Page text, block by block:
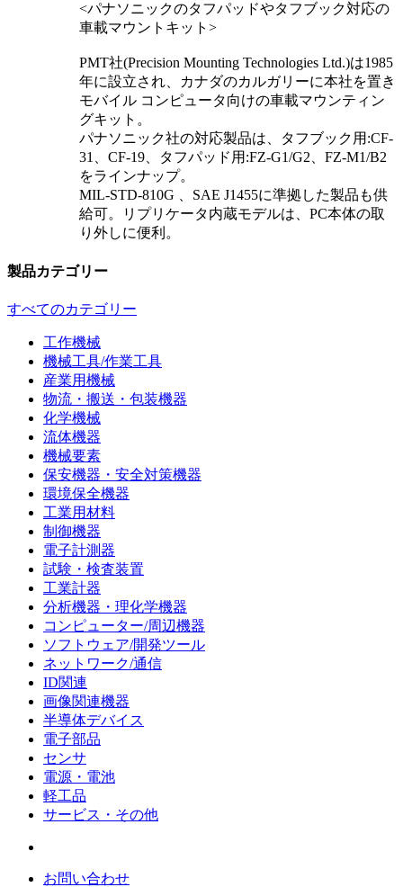
<パナソニックのタフパッドやタフブック対応の
車載マウントキット>
PMT社(Precision Mounting Technologies Ltd.)は1985
年に設立され、カナダのカルガリーに本社を置き
モバイル コンピュータ向けの車載マウンティン
グキット。
パナソニック社の対応製品は、タフブック用:CF-
31、CF-19、タフパッド用:FZ-G1/G2、FZ-M1/B2
をラインナップ。
MIL-STD-810G 、SAE J1455に準拠した製品も供
給可。リプリケータ内蔵モデルは、PC本体の取
り外しに便利。
製品カテゴリー
すべてのカテゴリー
工作機械
機械工具/作業工具
産業用機械
物流・搬送・包装機器
化学機械
流体機器
機械要素
保安機器・安全対策機器
環境保全機器
工業用材料
制御機器
電子計測器
試験・検査装置
工業計器
分析機器・理化学機器
コンピューター/周辺機器
ソフトウェア/開発ツール
ネットワーク/通信
ID関連
画像関連機器
半導体デバイス
電子部品
センサ
電源・電池
軽工品
サービス・その他
お問い合わせ